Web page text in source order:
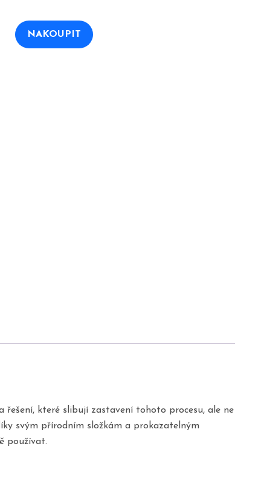
NAKOUPIT
které slibují zastavení tohoto procesu, ale ne
svým přírodním složkám a prokazatelným
používat.